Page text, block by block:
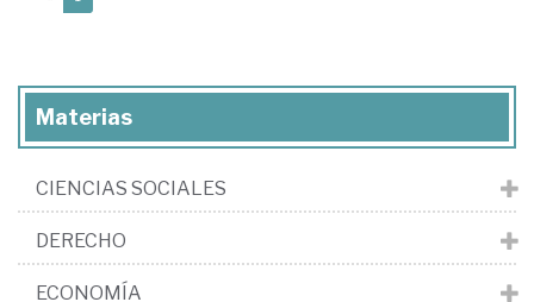
Materias
CIENCIAS SOCIALES
DERECHO
ECONOMÍA